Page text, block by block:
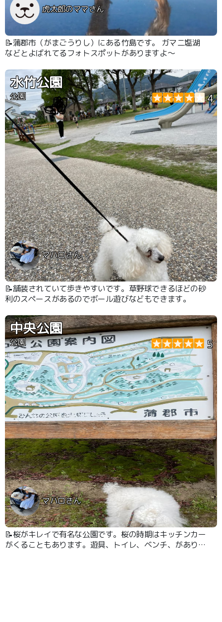
虎太郎のママさん
📝蒲郡市（がまごうりし）にある竹島です。 ガマニ塩湖
などとよばれてるフォトスポットがありますよ～
水竹公園
公園 4
マハロさん
📝舗装されていて歩きやすいです。草野球できるほどの砂
利のスペースがあるのでボール遊びなどもできます。
中央公園
公園 5
マハロさん
📝桜がキレイで有名な公園です。桜の時期はキッチンカー
がくることもあります。遊具、トイレ、ベンチ、がありま